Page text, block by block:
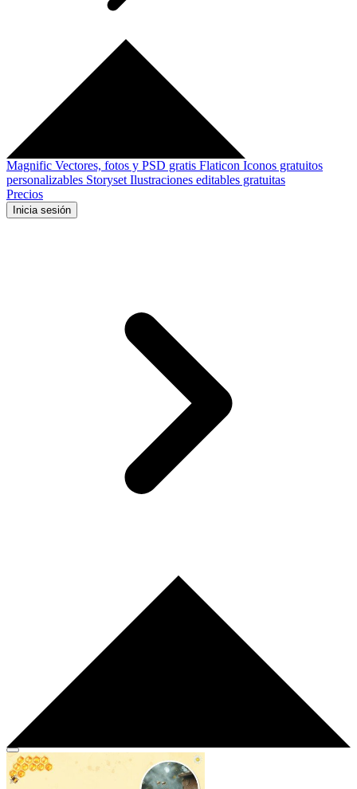
Magnific Vectores, fotos y PSD gratis Flaticon Iconos gratuitos
personalizables Storyset Ilustraciones editables gratuitas
Precios
Inicia sesión